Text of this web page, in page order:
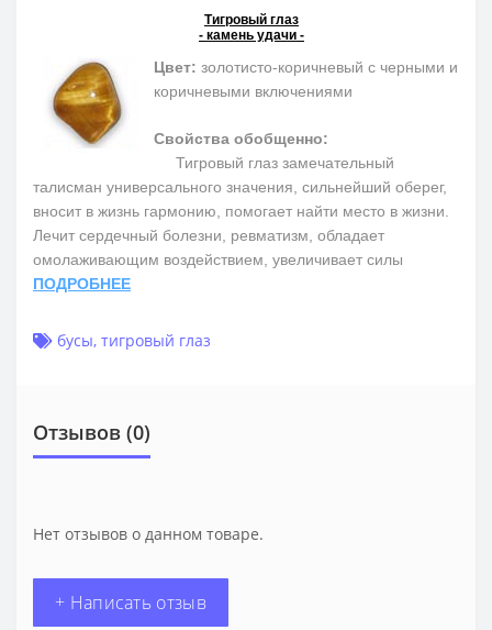
Тигровый глаз
- камень удачи -
Цвет: золотисто-коричневый с черными и
коричневыми включениями
Свойства обобщенно:
Тигровый глаз замечательный
талисман универсального значения, сильнейший оберег,
вносит в жизнь гармонию, помогает найти место в жизни.
Лечит сердечный болезни, ревматизм, обладает
омолаживающим воздействием, увеличивает силы
ПОДРОБНЕЕ
бусы, тигровый глаз
Отзывов (0)
Нет отзывов о данном товаре.
+ Написать отзыв